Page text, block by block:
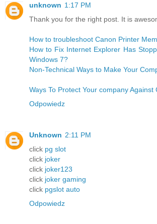
unknown 1:17 PM
Thank you for the right post. It is
How to troubleshoot Canon Printer
How to Fix Internet Explorer Has
Windows 7?
Non-Technical Ways to Make Your
Ways To Protect Your company Against
Odpowiedz
Unknown 2:11 PM
click pg slot
click joker
click joker123
click joker gaming
click pgslot auto
Odpowiedz